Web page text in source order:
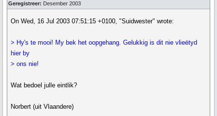
Geregistreer: Desember 2003
On Wed, 16 Jul 2003 07:51:15 +0100, "Suidwester" wrote:
> Hy's te mooi! My bek het oopgehang. Gelukkig is dit nie vlieëtyd
hier by
> ons nie!
Wat bedoel julle eintlik?
Norbert (uit Vlaandere)